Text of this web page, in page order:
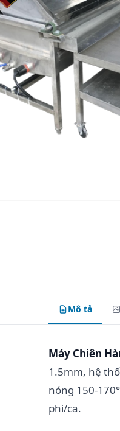
Mô tả
Máy Chiên
1.5mm, hệ
nóng 150-
phi/ca.